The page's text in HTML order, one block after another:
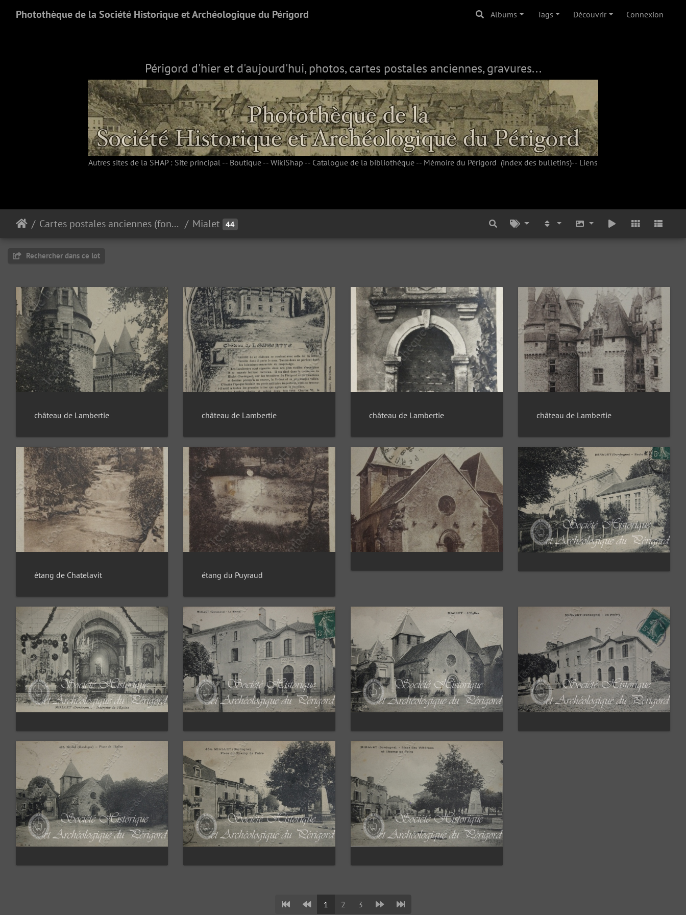
Photothèque de la Société Historique et Archéologique du Périgord Albums Tags Découvrir Connexion
Périgord d'hier et d'aujourd'hui, photos, cartes postales anciennes, gravures...
Autres sites de la SHAP : Site principal -- Boutique -- WikiShap -- Catalogue de la bibliothèque -- Mémoire du Périgord (index des bulletins)-- Liens
Cartes postales anciennes (fonds Pommarède) Mialet 44
Rechercher dans ce lot
château de Lambertie château de Lambertie château de Lambertie château de Lambertie
étang de Chatelavit étang du Puyraud
1 2 3